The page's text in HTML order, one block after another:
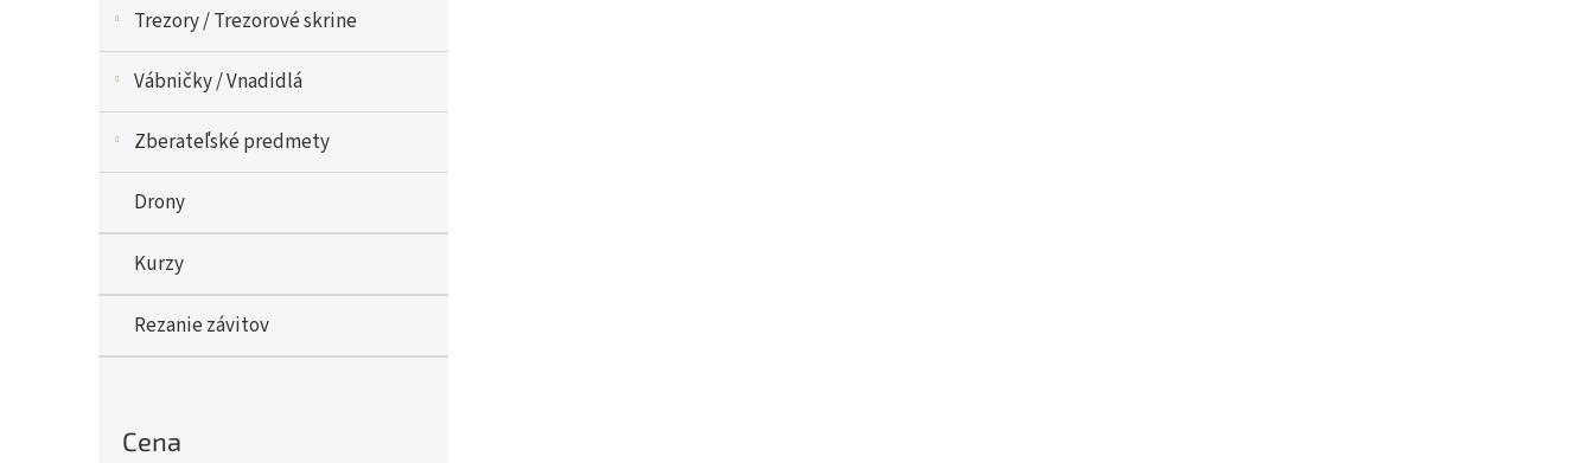
Trezory / Trezorové skrine
Vábničky / Vnadidlá
Zberateľské predmety
Drony
Kurzy
Rezanie závitov
Cena